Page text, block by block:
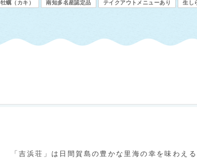
牡蠣（カキ） 南知多名産認定品 テイクアウトメニューあり 生し
「吉浜荘」は日間賀島の豊かな里海の幸を味わえ